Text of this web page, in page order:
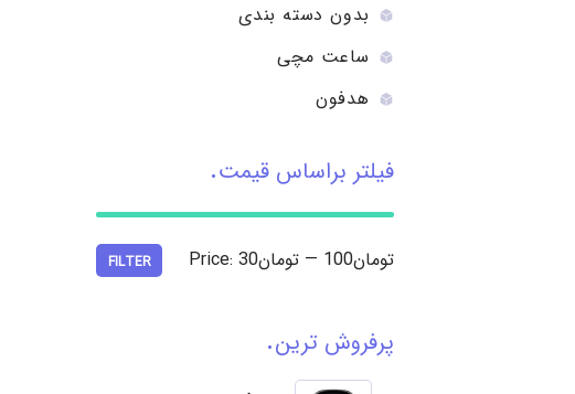
بدون دسته بندی
ساعت مچی
هدفون
فیلتر براساس قیمت
FILTER Price: تومان30 — تومان100
پرفروش ترین